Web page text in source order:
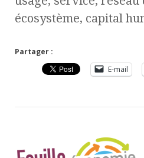
écosystème, capital
Partager :
E-mail